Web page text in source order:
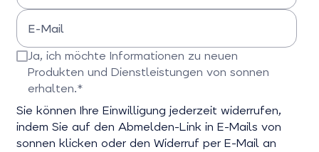
Bitte Nachname eingeben
E-Mail
Bitte E-Mail-Adresse eingeben
Ja, ich möchte Informationen zu neuen
Produkten und Dienstleistungen von sonnen
erhalten.*
Bitte bestätigen Sie dieses Feld
Sie können Ihre Einwilligung jederzeit widerrufen,
indem Sie auf den Abmelden-Link in E-Mails von
sonnen klicken oder den Widerruf per E-Mail an